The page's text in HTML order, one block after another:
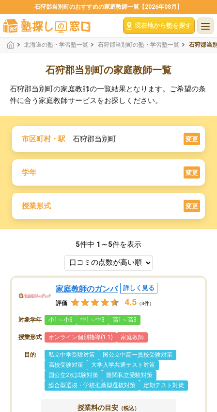
石狩郡当別町のおすすめの家庭教師一覧【2026年08月】
現在地から塾を探す
北海道の塾・学習塾一覧 石狩郡当別町の塾・学習塾一覧 石狩郡当
石狩郡当別町の家庭教師一覧
石狩郡当別町の家庭教師の一覧結果となります。ご希望の条
件に合う家庭教師サービスをお探しください。
市区町村・駅 石狩郡当別町 変更
学年 変更
授業形式 変更
5件中 1～5件を表示
家庭教師のガンバ 詳しく見る
評価 4.5 （3件）
対象学年 小1～小6 中1～中3 高1～高3
授業形式 オンライン個別指導(1:1) 家庭教師
目的 私立中学受験対策
国公立中高一貫校受験対策
高校受験対策
大学入学共通テスト対策
国公立2次試験対策
難関私立受験対策
総合型選抜・学校推薦型選抜対策
定期テスト対策
授業料の目安 （税込）